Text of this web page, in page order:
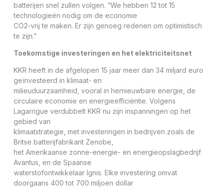
batterijen snel zullen volgen. “We hebben 12 tot 15
technologieën nodig om de economie
CO2-vrij te maken. Er zijn genoeg redenen om optimistisch
te zijn.”
Toekomstige investeringen en het elektriciteitsnet
KKR heeft in de afgelopen 15 jaar meer dan 34 miljard euro
geïnvesteerd in klimaat- en
milieuduurzaamheid, vooral in hernieuwbare energie, de
circulaire economie en energieefficiëntie. Volgens
Lagarrigue verdubbelt KKR nu zijn inspanningen op het
gebied van
klimaatstrategie, met investeringen in bedrijven zoals de
Britse batterijfabrikant Zenobe,
het Amerikaanse zonne-energie- en energieopslagbedrijf
Avantus, en de Spaanse
waterstofontwikkelaar Ignis. Elke investering omvat
doorgaans 400 tot 700 miljoen dollar